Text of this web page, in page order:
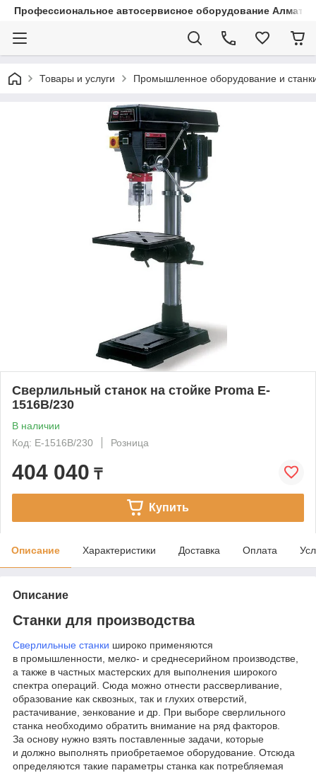
Профессиональное автосервисное оборудование Алматы
Товары и услуги Промышленное оборудование и
Сверлильный станок на стойке Proma E-
1516B/230
В наличии
Код: E-1516B/230
Розница
404 040 ₸
Купить
Описание Характеристики Доставка Оплата
Описание
Станки для производства
Сверлильные станки широко применяются
в промышленности, мелко- и среднесерийном производстве,
а также в частных мастерских для выполнения широкого
спектра операций. Сюда можно отнести рассверливание,
образование как сквозных, так и глухих отверстий,
растачивание, зенкование и др. При выборе сверлильного
станка необходимо обратить внимание на ряд факторов.
За основу нужно взять поставленные задачи, которые
и должно выполнять приобретаемое оборудование. Отсюда
определяются такие параметры станка как потребляемая